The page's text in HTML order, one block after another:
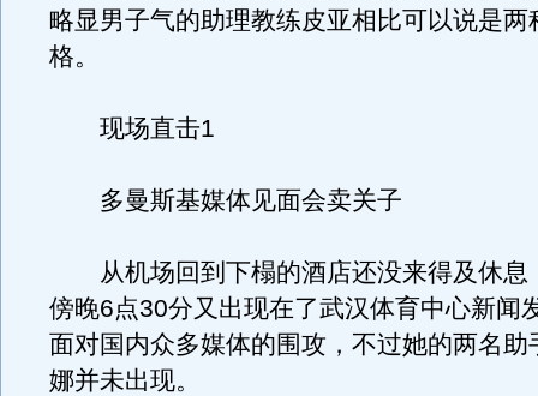
略显男子气的助理教练皮亚相比可以说是两
格。
现场直击1
多曼斯基媒体见面会卖关子
从机场回到下榻的酒店还没来得及休息
傍晚6点30分又出现在了武汉体育中心新闻
面对国内众多媒体的围攻，不过她的两名助
娜并未出现。